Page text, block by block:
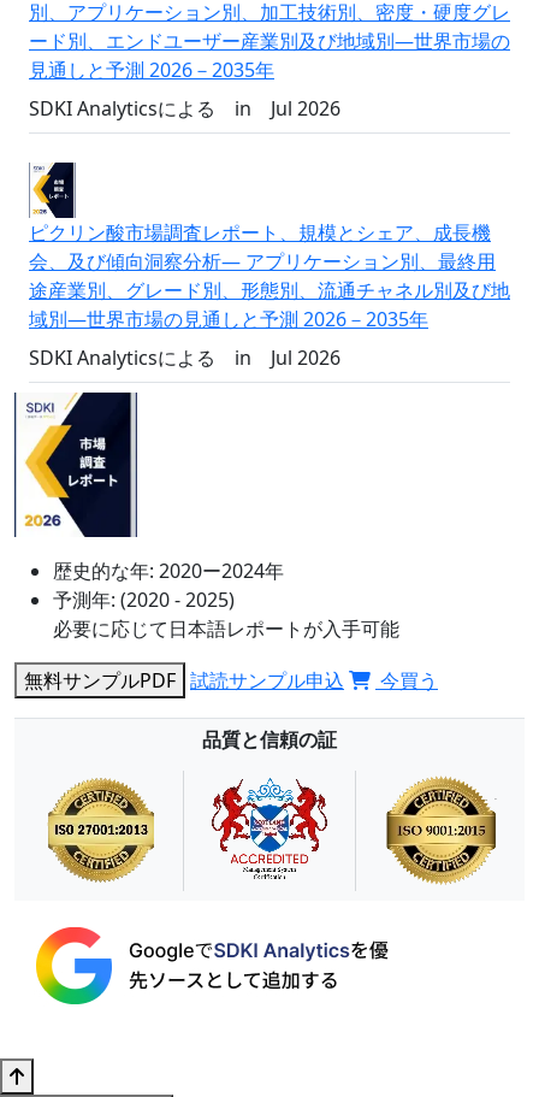
別、アプリケーション別、加工技術別、密度・硬度グレ
ード別、エンドユーザー産業別及び地域別―世界市場の
見通しと予測 2026－2035年
SDKI Analyticsによる
in Jul 2026
ピクリン酸市場調査レポート、規模とシェア、成長機
会、及び傾向洞察分析― アプリケーション別、最終用
途産業別、グレード別、形態別、流通チャネル別及び地
域別―世界市場の見通しと予測 2026－2035年
SDKI Analyticsによる
in Jul 2026
歴史的な年: 2020ー2024年
予測年: (2020 - 2025)
必要に応じて日本語レポートが入手可能
無料サンプルPDF 試読サンプル申込 今買う
品質と信頼の証